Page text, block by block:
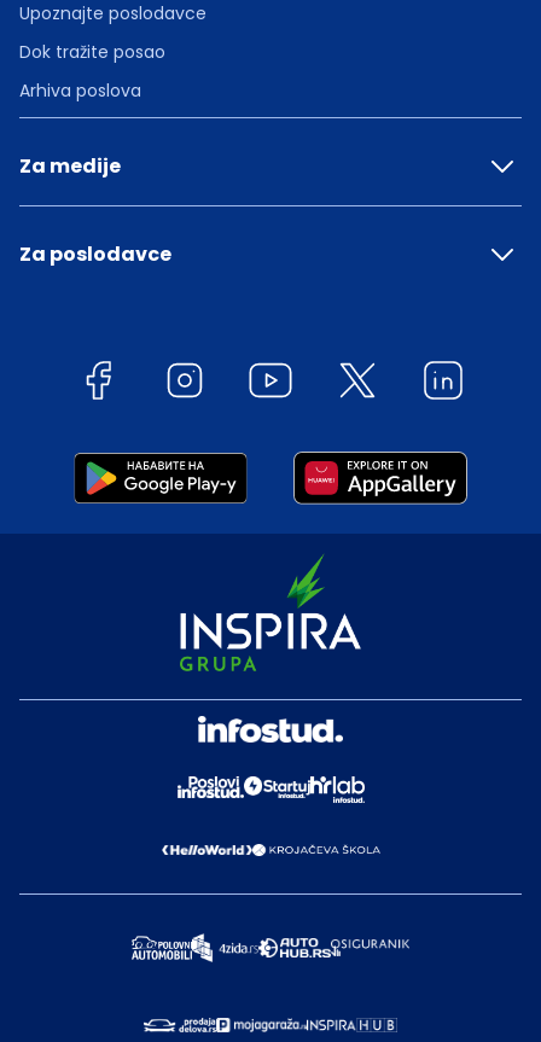
Upoznajte poslodavce
Dok tražite posao
Arhiva poslova
Za medije
Za poslodavce